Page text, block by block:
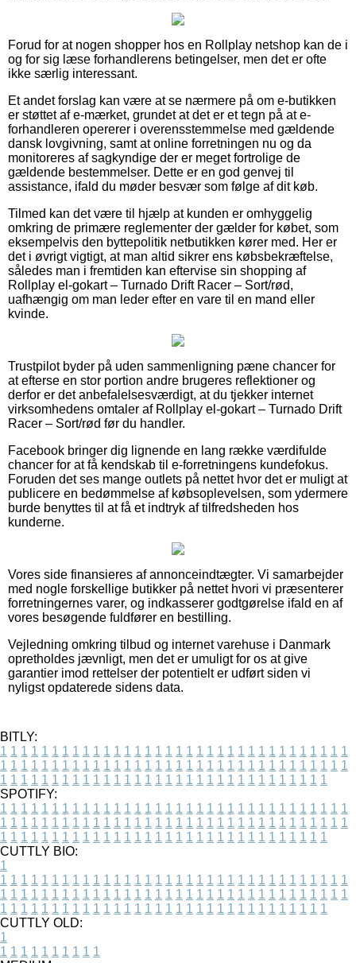
Forud for at nogen shopper hos en Rollplay netshop kan de i
og for sig læse forhandlerens betingelser, men det er ofte
ikke særlig interessant.
Et andet forslag kan være at se nærmere på om e-butikken
er støttet af e-mærket, grundet at det er et tegn på at e-
forhandleren opererer i overensstemmelse med gældende
dansk lovgivning, samt at online forretningen nu og da
monitoreres af sagkyndige der er meget fortrolige de
gældende bestemmelser. Dette er en god genvej til
assistance, ifald du møder besvær som følge af dit køb.
Tilmed kan det være til hjælp at kunden er omhyggelig
omkring de primære reglementer der gælder for købet, som
eksempelvis den byttepolitik netbutikken kører med. Her er
det i øvrigt vigtigt, at man altid sikrer ens købsbekræftelse,
således man i fremtiden kan eftervise sin shopping af
Rollplay el-gokart – Turnado Drift Racer – Sort/rød,
uafhængig om man leder efter en vare til en mand eller
kvinde.
Trustpilot byder på uden sammenligning pæne chancer for
at efterse en stor portion andre brugeres reflektioner og
derfor er det anbefalelsesværdigt, at du tjekker internet
virksomhedens omtaler af Rollplay el-gokart – Turnado Drift
Racer – Sort/rød før du handler.
Facebook bringer dig lignende en lang række værdifulde
chancer for at få kendskab til e-forretningens kundefokus.
Foruden det ses mange outlets på nettet hvor det er muligt at
publicere en bedømmelse af købsoplevelsen, som ydermere
burde benyttes til at få et indtryk af tilfredsheden hos
kunderne.
Vores side finansieres af annonceindtægter. Vi samarbejder
med nogle forskellige butikker på nettet hvori vi præsenterer
forretningernes varer, og indkasserer godtgørelse ifald en af
vores besøgende fuldfører en bestilling.
Vejledning omkring tilbud og internet varehuse i Danmark
opretholdes jævnligt, men det er umuligt for os at give
garantier imod rettelser der potentielt er udført siden vi
nyligst opdaterede sidens data.
BITLY:
1 1 1 1 1 1 1 1 1 1 1 1 1 1 1 1 1 1 1 1 1 1 1 1 1 1 1 1 1 1 1 1 1 1
1 1 1 1 1 1 1 1 1 1 1 1 1 1 1 1 1 1 1 1 1 1 1 1 1 1 1 1 1 1 1 1 1 1
1 1 1 1 1 1 1 1 1 1 1 1 1 1 1 1 1 1 1 1 1 1 1 1 1 1 1 1 1 1 1 1
SPOTIFY:
1 1 1 1 1 1 1 1 1 1 1 1 1 1 1 1 1 1 1 1 1 1 1 1 1 1 1 1 1 1 1 1 1 1
1 1 1 1 1 1 1 1 1 1 1 1 1 1 1 1 1 1 1 1 1 1 1 1 1 1 1 1 1 1 1 1 1 1
1 1 1 1 1 1 1 1 1 1 1 1 1 1 1 1 1 1 1 1 1 1 1 1 1 1 1 1 1 1 1 1
CUTTLY BIO:
1
1 1 1 1 1 1 1 1 1 1 1 1 1 1 1 1 1 1 1 1 1 1 1 1 1 1 1 1 1 1 1 1 1 1
1 1 1 1 1 1 1 1 1 1 1 1 1 1 1 1 1 1 1 1 1 1 1 1 1 1 1 1 1 1 1 1 1 1
1 1 1 1 1 1 1 1 1 1 1 1 1 1 1 1 1 1 1 1 1 1 1 1 1 1 1 1 1 1 1 1
CUTTLY OLD:
1
1 1 1 1 1 1 1 1 1 1